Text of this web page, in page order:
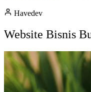
Havedev
Website Bisnis